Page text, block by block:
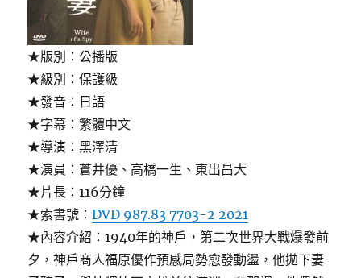
★版別：公播版
★級別：保護級
★發音：日語
★字幕：繁體中文
★導演：黑澤清
★演員：蒼井優、高橋一生、東出昌大
★片長：116分鐘
★索書號：DVD 987.83 7703-2 2021
★內容介紹：1940年的神戶，第二次世界大戰爆發前
夕，神戶商人福原優作預感局勢愈發動盪，他拋下妻